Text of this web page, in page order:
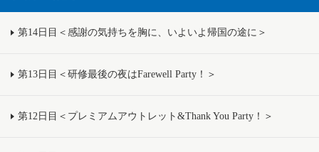
第14日目＜感謝の気持ちを胸に、いよいよ帰国の途に＞
第13日目＜研修最後の夜はFarewell Party！＞
第12日目＜プレミアムアウトレット&Thank You Party！＞